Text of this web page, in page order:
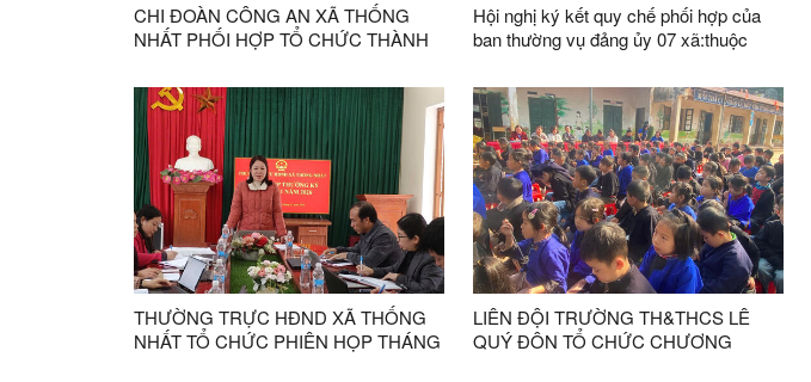
CHI ĐOÀN CÔNG AN XÃ THỐNG
NHẤT PHỐI HỢP TỔ CHỨC THÀNH
XỨ LẠNG”
Hội nghị ký kết quy chế phối hợp của
ban thường vụ đảng ủy 07 xã:thuộc
2030 và những năm tiếp theo
THƯỜNG TRỰC HĐND XÃ THỐNG
NHẤT TỔ CHỨC PHIÊN HỌP THÁNG
LIÊN ĐỘI TRƯỜNG TH&THCS LÊ
QUÝ ĐÔN TỔ CHỨC CHƯƠNG